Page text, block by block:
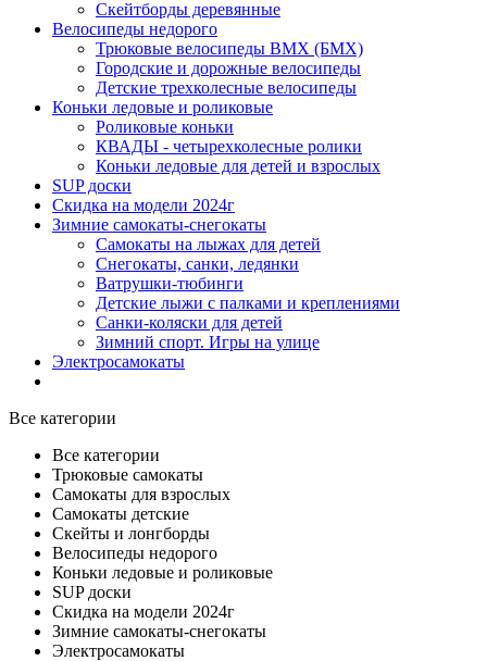
Скейтборды деревянные
Велосипеды недорого
Трюковые велосипеды BMX (БМХ)
Городские и дорожные велосипеды
Детские трехколесные велосипеды
Коньки ледовые и роликовые
Роликовые коньки
КВАДЫ - четырехколесные ролики
Коньки ледовые для детей и взрослых
SUP доски
Скидка на модели 2024г
Зимние самокаты-снегокаты
Самокаты на лыжах для детей
Снегокаты, санки, ледянки
Ватрушки-тюбинги
Детские лыжи с палками и креплениями
Санки-коляски для детей
Зимний спорт. Игры на улице
Электросамокаты
Все категории
Все категории
Трюковые самокаты
Самокаты для взрослых
Самокаты детские
Cкейты и лонгборды
Велосипеды недорого
Коньки ледовые и роликовые
SUP доски
Скидка на модели 2024г
Зимние самокаты-снегокаты
Электросамокаты